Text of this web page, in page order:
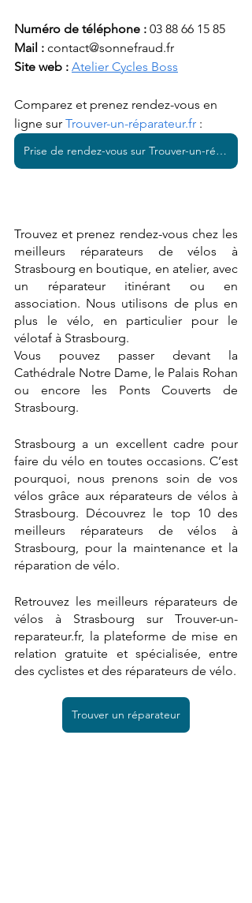
Numéro de téléphone : 03 88 66 15 85
Mail : contact@sonnefraud.fr
Site web : Atelier Cycles Boss
Comparez et prenez rendez-vous en
ligne sur Trouver-un-réparateur.fr :
Prise de rendez-vous sur Trouver-un-réparateur.fr
Trouvez et prenez rendez-vous chez les
meilleurs réparateurs de vélos à
Strasbourg en boutique, en atelier, avec
un réparateur itinérant ou en
association. Nous utilisons de plus en
plus le vélo, en particulier pour le
vélotaf à Strasbourg.
Vous pouvez passer devant la
Cathédrale Notre Dame, le Palais Rohan
ou encore les Ponts Couverts de
Strasbourg.
Strasbourg a un excellent cadre pour
faire du vélo en toutes occasions. C’est
pourquoi, nous prenons soin de vos
vélos grâce aux réparateurs de vélos à
Strasbourg. Découvrez le top 10 des
meilleurs réparateurs de vélos à
Strasbourg, pour la maintenance et la
réparation de vélo.
Retrouvez les meilleurs réparateurs de
vélos à Strasbourg sur Trouver-un-
reparateur.fr, la plateforme de mise en
relation gratuite et spécialisée, entre
Trouver un réparateur